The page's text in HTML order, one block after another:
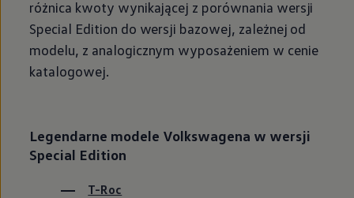
różnica kwoty wynikającej z porównania wersji
Special Edition do wersji bazowej, zależnej od
modelu, z analogicznym wyposażeniem w cenie
katalogowej.
Legendarne modele Volkswagena w wersji
Special Edition
T-Roc